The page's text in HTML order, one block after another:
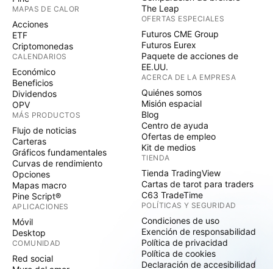
MAPAS DE CALOR
Acciones
ETF
Criptomonedas
CALENDARIOS
Económico
Beneficios
Dividendos
OPV
MÁS PRODUCTOS
Flujo de noticias
Carteras
Gráficos fundamentales
Curvas de rendimiento
Opciones
Mapas macro
Pine Script®
APLICACIONES
Móvil
Desktop
COMUNIDAD
Red social
The Leap
OFERTAS ESPECIALES
Futuros CME Group
Futuros Eurex
Paquete de acciones de
EE.UU.
ACERCA DE LA EMPRESA
Quiénes somos
Misión espacial
Blog
Centro de ayuda
Ofertas de empleo
Kit de medios
TIENDA
Tienda TradingView
Cartas de tarot para traders
C63 TradeTime
POLÍTICAS Y SEGURIDAD
Condiciones de uso
Exención de responsabilidad
Política de privacidad
Política de cookies
Declaración de accesibilidad